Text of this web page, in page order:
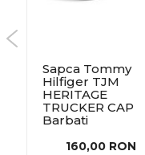
Sapca Tommy
Hilfiger TJM
HERITAGE
TRUCKER CAP
Barbati
160,00 RON